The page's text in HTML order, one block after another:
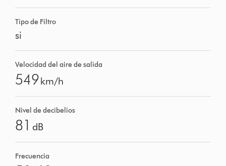
Tipo de Filtro
si
Velocidad del aire de salida
549km/h
Nivel de decibelios
81 dB
Frecuencia